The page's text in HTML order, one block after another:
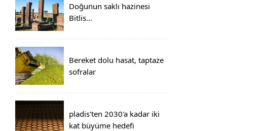
Doğunun saklı hazinesi
Bitlis...
Bereket dolu hasat, taptaze
sofralar
pladis'ten 2030'a kadar iki
kat büyüme hedefi